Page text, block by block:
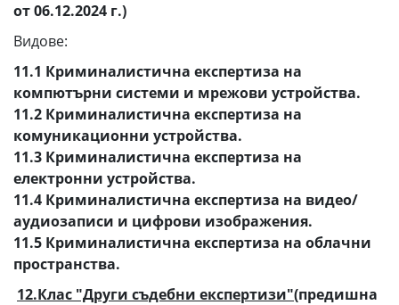
от 06.12.2024 г.)
Видове:
11.1 Криминалистична експертиза на
компютърни системи и мрежови устройства.
11.2 Криминалистична експертиза на
комуникационни устройства.
11.3 Криминалистична експертиза на
електронни устройства.
11.4 Криминалистична експертиза на видео/
аудиозаписи и цифрови изображения.
11.5 Криминалистична експертиза на облачни
пространства.
12.Клас "Други съдебни експертизи"(предишна